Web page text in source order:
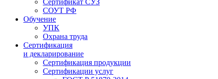
Сертификат СУЗ
СОУТ РФ
Обучение
УПК
Охрана труда
Сертификация
и декларирование
Сертификация продукции
Сертификации услуг